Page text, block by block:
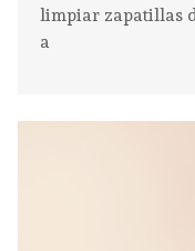
limpiar zapatillas
a